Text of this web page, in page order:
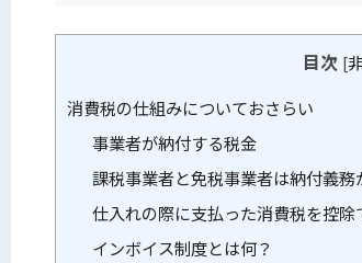
目次 [
消費税の仕組みについておさらい
事業者が納付する税金
課税事業者と免税事業者は納付義務
仕入れの際に支払った消費税を控除
インボイス制度とは何？